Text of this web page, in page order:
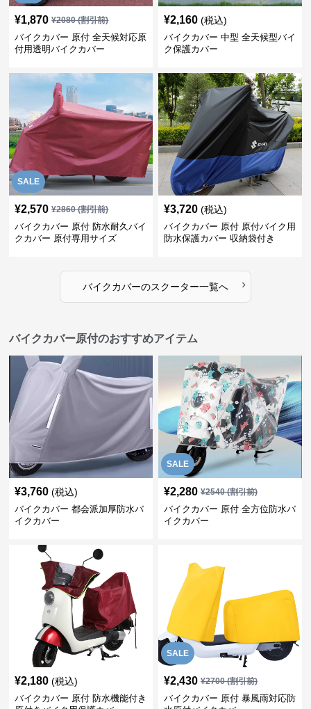
¥1,870 ¥2080(割引前)
バイクカバー 原付 全天候対応原
付用透明バイクカバー
¥2,160 (税込)
バイクカバー 中型 全天候型バイ
ク保護カバー
SALE
¥2,570 ¥2860(割引前)
バイクカバー 原付 防水耐久バイ
クカバー 原付専用サイズ
¥3,720 (税込)
バイクカバー 原付 原付バイク用
防水保護カバー 収納袋付き
バイクカバーのスクーター一覧へ ›
バイクカバー原付のおすすめアイテム
¥3,760 (税込)
バイクカバー 都会派加厚防水バ
イクカバー
SALE
¥2,280 ¥2540(割引前)
バイクカバー 原付 全方位防水バ
イクカバー
¥2,180 (税込)
バイクカバー 原付 防水機能付き
SALE
¥2,430 ¥2700(割引前)
バイクカバー 原付 暴風雨対応防